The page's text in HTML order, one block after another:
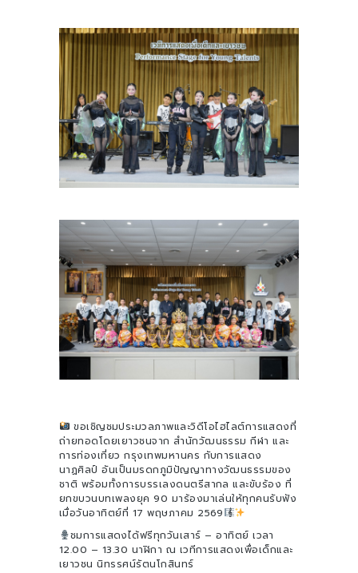
ขอเชิญชมประมวลภาพและวิดีโอไฮไลต์การแสดงที่
ถ่ายทอดโดยเยาวชนจาก สำนักวัฒนธรรม กีฬา และ
การท่องเที่ยว กรุงเทพมหานคร กับการแสดง
นาฏศิลป์ อันเป็นมรดกภูมิปัญญาทางวัฒนธรรมของ
ชาติ พร้อมทั้งการบรรเลงดนตรีสากล และขับร้อง ที่
ยกขบวนบทเพลงยุค 90 มาร้องมาเล่นให้ทุกคนรับฟัง
เมื่อวันอาทิตย์ที่ 17 พฤษภาคม 2569
ชมการแสดงได้ฟรีทุกวันเสาร์ – อาทิตย์ เวลา
12.00 – 13.30 นาฬิกา ณ เวทีการแสดงเพื่อเด็กและ
เยาวชน นิทรรศน์รัตนโกสินทร์